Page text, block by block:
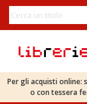
Per gli acquisti online:
o con tessera